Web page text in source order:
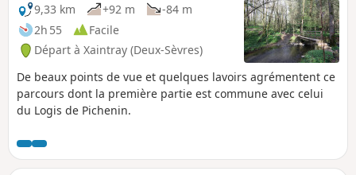
9,33 km
+92 m
-84 m
2h 55
Facile
Départ à Xaintray (Deux-Sèvres)
De beaux points de vue et quelques lavoirs agrémentent ce
parcours dont la première partie est commune avec celui
du Logis de Pichenin.